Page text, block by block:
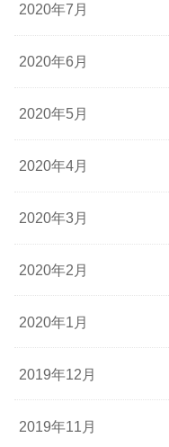
2020年7月
2020年6月
2020年5月
2020年4月
2020年3月
2020年2月
2020年1月
2019年12月
2019年11月